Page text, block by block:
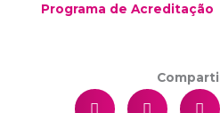
Programa de Acreditação